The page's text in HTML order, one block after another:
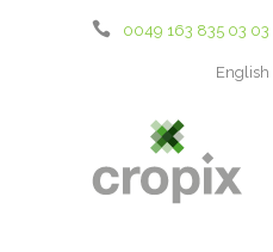
0049 163 835 03 03
English